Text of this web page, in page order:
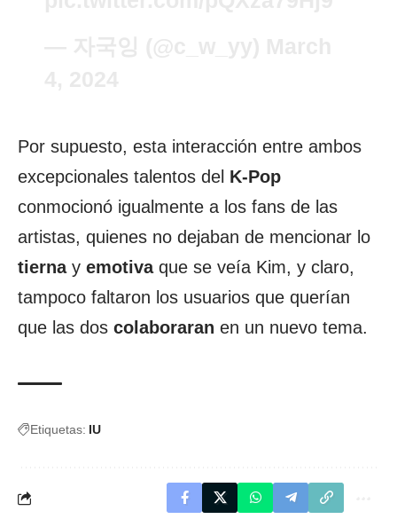
Por supuesto, esta interacción entre ambos
excepcionales talentos del K-Pop
conmocionó igualmente a los fans de las
artistas, quienes no dejaban de mencionar lo
tiernay emotivaque se veía Kim, y claro,
tampoco faltaron los usuarios que querían
que las dos colaboraran en un nuevo tema.
Etiquetas: IU